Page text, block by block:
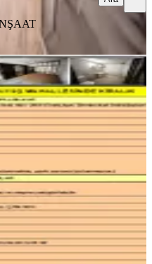
Ş.abdullah Çavuş
Kiralık
Çavuş Mahallesi
Kat·03.08.2026